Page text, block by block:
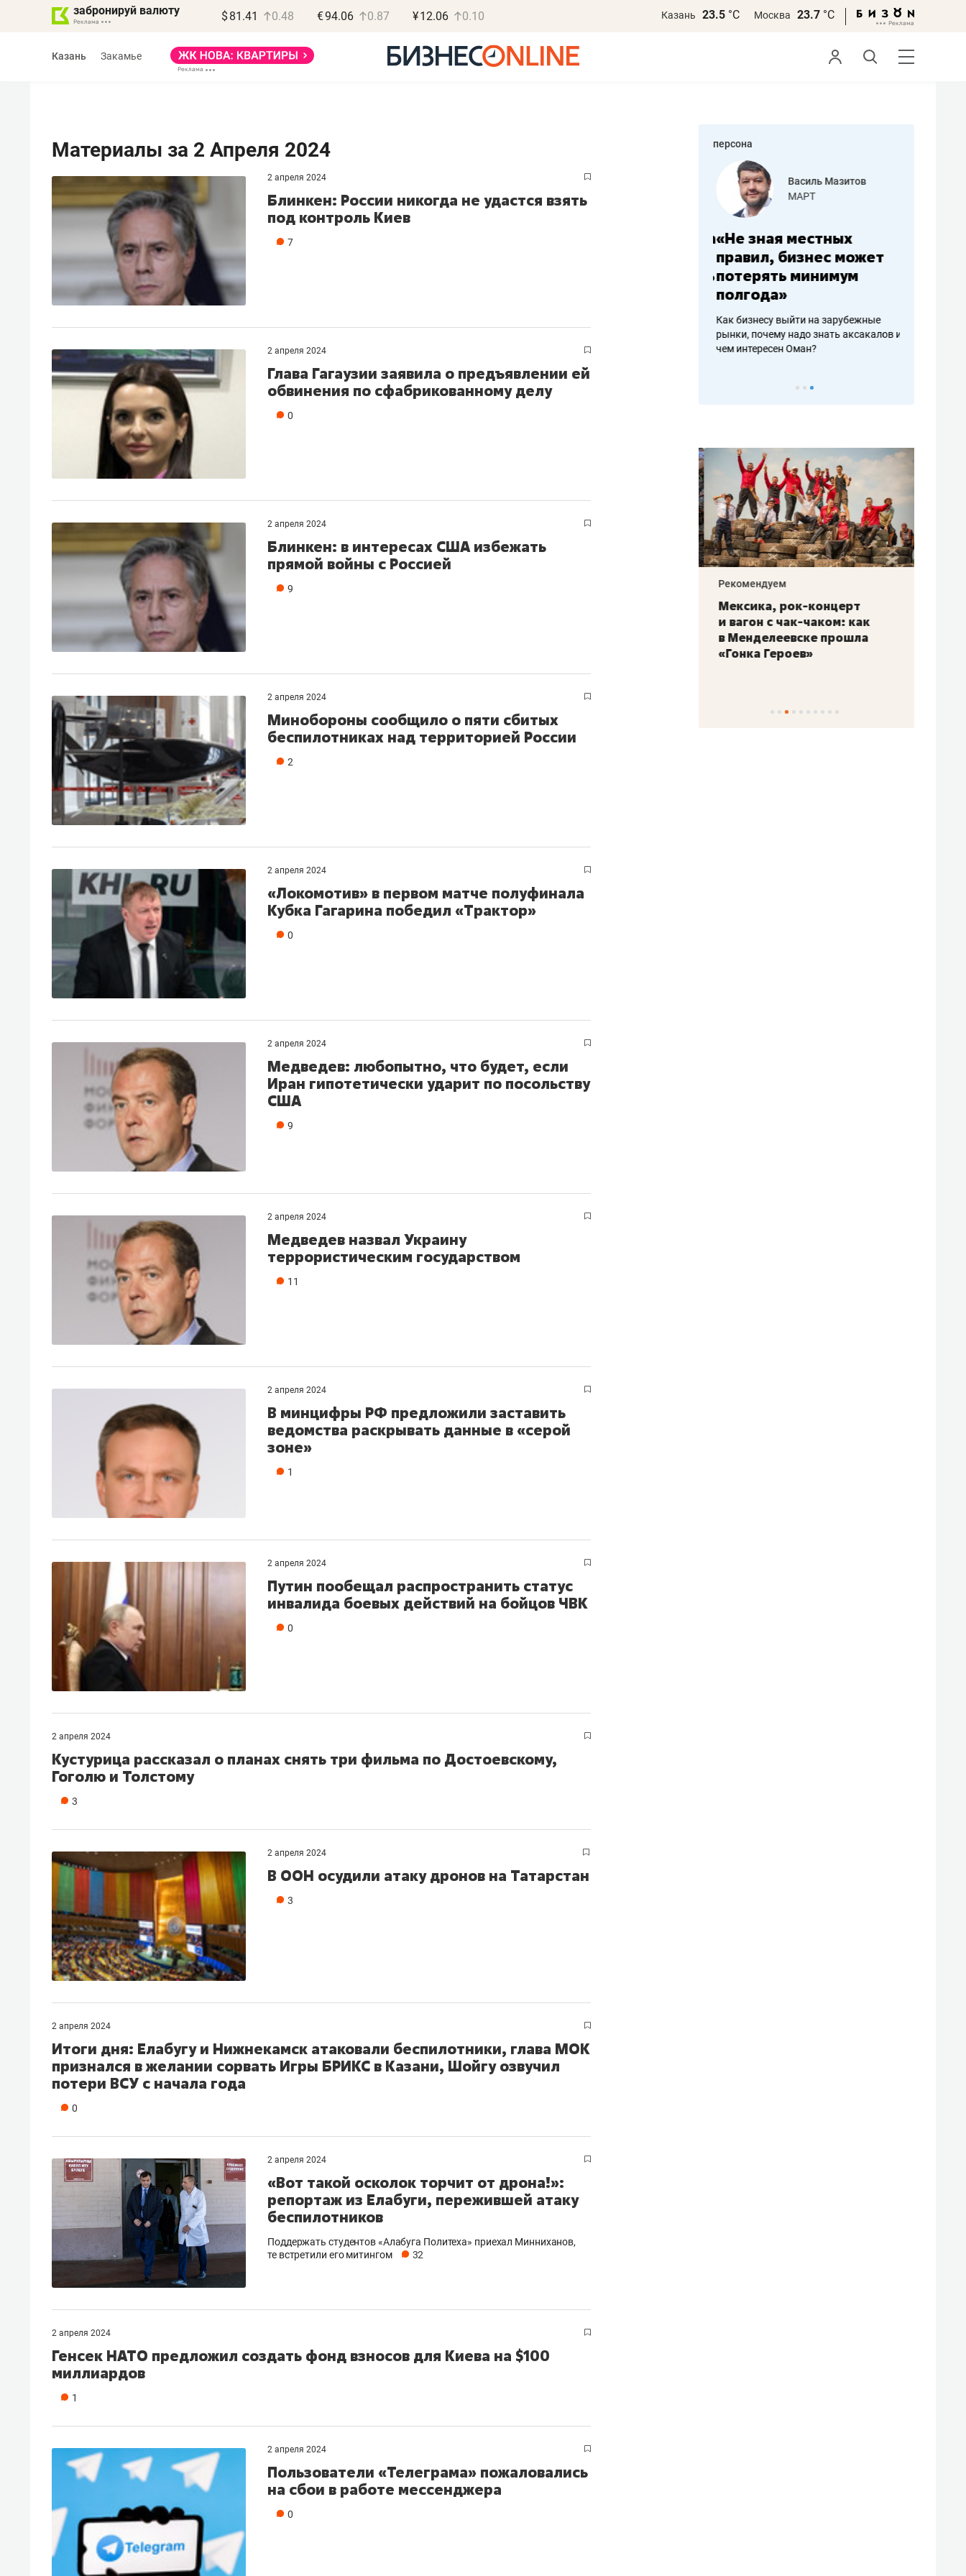
забронируй валюту $ 81.41 0.48 €94.06 0.87 ¥12.06 0.10 Казань 23.5 °С Москва 23.7 °С
Казань Закамье
Материалы за 2 Апреля 2024
2 апреля 2024
Блинкен: России никогда не удастся взять
под контроль Киев
7
2 апреля 2024
Глава Гагаузии заявила о предъявлении ей
обвинения по сфабрикованному делу
0
2 апреля 2024
Блинкен: в интересах США избежать
прямой войны с Россией
9
2 апреля 2024
Минобороны сообщило о пяти сбитых
беспилотниках над территорией России
2
2 апреля 2024
«Локомотив» в первом матче полуфинала
Кубка Гагарина победил «Трактор»
0
2 апреля 2024
Медведев: любопытно, что будет, если
Иран гипотетически ударит по посольству
США
9
2 апреля 2024
Медведев назвал Украину
террористическим государством
11
2 апреля 2024
В минцифры РФ предложили заставить
ведомства раскрывать данные в «серой
зоне»
1
2 апреля 2024
Путин пообещал распространить статус
инвалида боевых действий на бойцов ЧВК
0
2 апреля 2024
Кустурица рассказал о планах снять три фильма по Достоевскому,
Гоголю и Толстому
3
2 апреля 2024
В ООН осудили атаку дронов на Татарстан
3
2 апреля 2024
Итоги дня: Елабугу и Нижнекамск атаковали беспилотники, глава МОК
признался в желании сорвать Игры БРИКС в Казани, Шойгу озвучил
потери ВСУ с начала года
0
2 апреля 2024
«Вот такой осколок торчит от дрона!»:
репортаж из Елабуги, пережившей атаку
беспилотников
Поддержать студентов «Алабуга Политеха» приехал Минниханов,
те встретили его митингом
32
2 апреля 2024
Генсек НАТО предложил создать фонд взносов для Киева на $100
миллиардов
1
2 апреля 2024
Пользователи «Телеграма» пожаловались
на сбои в работе мессенджера
0
персона
Василь Мазитов
«Не зная местных
правил, бизнес может
потерять минимум
полгода»
чем интересен Оман?
«Готовые решения»
налогах и развитии без кредитов
Василь Мазитов
МАРТ
«Не зная местных
правил, бизнес может
потерять минимум
полгода»
Как бизнесу выйти на зарубежные
рынки, почему надо знать аксакалов и
чем интересен Оман?
Рекомендуем
Как ГК «МИР ГРУПП» и ВТБ
создают оазис жилого
комфорта под Казанью
Рекомендуем Рекомендуем
Мексика, рок-концерт
и вагон с чак-чаком: как
в Менделеевске прошла
«Гонка Героев»